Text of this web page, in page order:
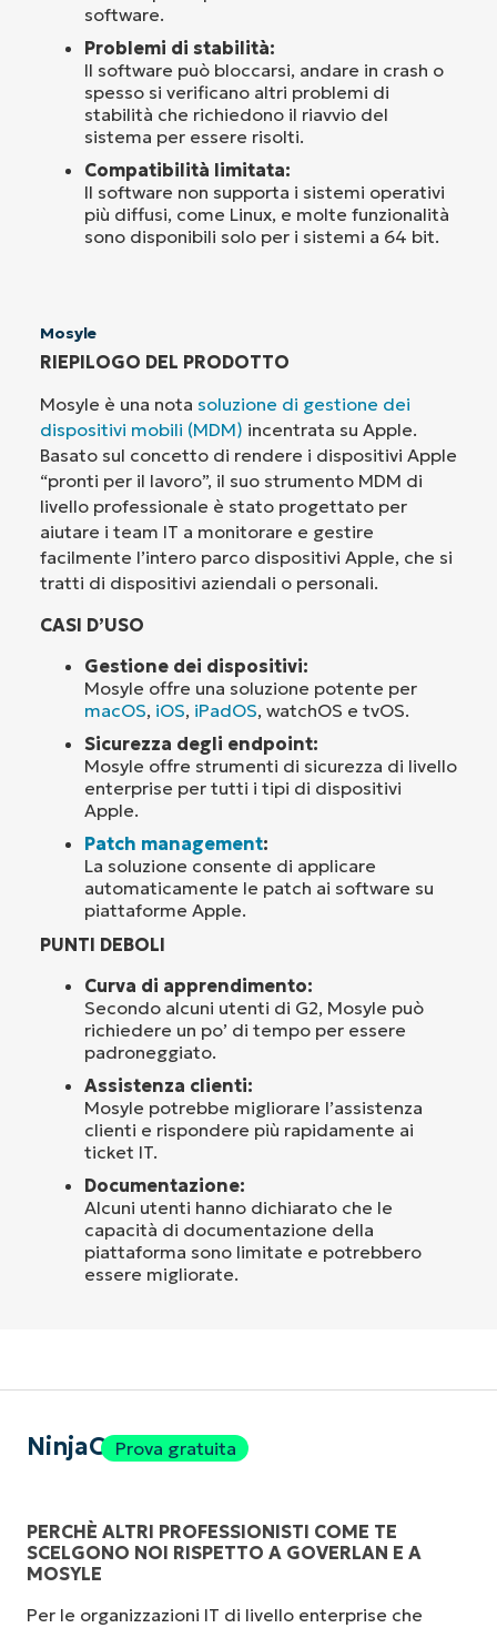
software.
Problemi di stabilità:
Il software può bloccarsi, andare in crash o
spesso si verificano altri problemi di
stabilità che richiedono il riavvio del
sistema per essere risolti.
Compatibilità limitata:
Il software non supporta i sistemi operativi
più diffusi, come Linux, e molte funzionalità
sono disponibili solo per i sistemi a 64 bit.
Mosyle
RIEPILOGO DEL PRODOTTO
Mosyle è una nota soluzione di gestione dei
dispositivi mobili (MDM) incentrata su Apple.
Basato sul concetto di rendere i dispositivi Apple
“pronti per il lavoro”, il suo strumento MDM di
livello professionale è stato progettato per
aiutare i team IT a monitorare e gestire
facilmente l’intero parco dispositivi Apple, che si
tratti di dispositivi aziendali o personali.
CASI D’USO
Gestione dei dispositivi:
Mosyle offre una soluzione potente per
macOS, iOS, iPadOS, watchOS e tvOS.
Sicurezza degli endpoint:
Mosyle offre strumenti di sicurezza di livello
enterprise per tutti i tipi di dispositivi
Apple.
Patch management:
La soluzione consente di applicare
automaticamente le patch ai software su
piattaforme Apple.
PUNTI DEBOLI
Curva di apprendimento:
Secondo alcuni utenti di G2, Mosyle può
richiedere un po’ di tempo per essere
padroneggiato.
Assistenza clienti:
Mosyle potrebbe migliorare l’assistenza
clienti e rispondere più rapidamente ai
ticket IT.
Documentazione:
Alcuni utenti hanno dichiarato che le
capacità di documentazione della
piattaforma sono limitate e potrebbero
essere migliorate.
NinjaOneProva gratuita
PERCHÈ ALTRI PROFESSIONISTI COME TE
SCELGONO NOI RISPETTO A GOVERLAN E A
MOSYLE
Per le organizzazioni IT di livello enterprise che